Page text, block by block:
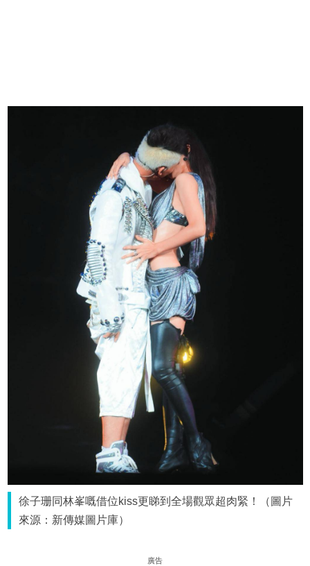
徐子珊同林峯嘅借位kiss更睇到全場觀眾超肉緊！（圖片
來源：新傳媒圖片庫）
廣告